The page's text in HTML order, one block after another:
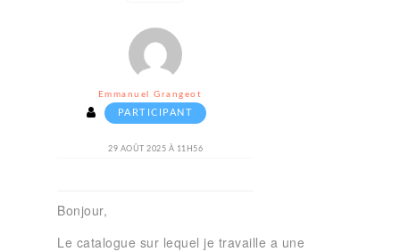
Emmanuel Grangeot
PARTICIPANT
29 AOÛT 2025 À 11H56
Bonjour,
Le catalogue sur lequel je travaille a une